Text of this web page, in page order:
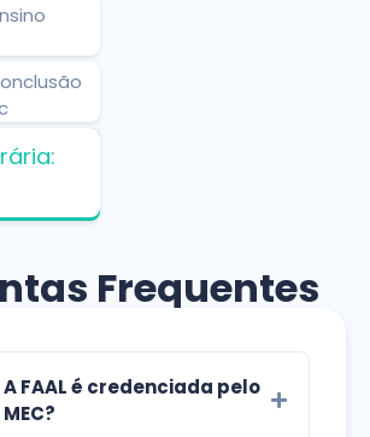
Frequentes
A FAAL é credenciada pelo
MEC?